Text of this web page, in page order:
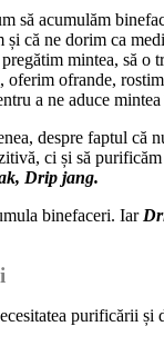
să acumulăm
și că ne dorim ca
mintea, să o
oferim ofrande,
a ne aduce
despre faptul că
ci și să
Drip jang.
binefaceri. Iar
purificării și